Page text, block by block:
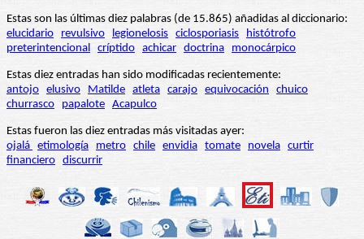
Estas son las últimas diez palabras (de 15.865) añadidas al diccionario:
elucidario
revulsivo legionelosis ciclosporiasis
histótrofo
preterintencional críptido achicar doctrina monocárpico
Estas diez entradas han sido modificadas recientemente:
antojo elusivo Matilde atleta carajo equivocación
chuico
churrasco
papalote Acapulco
Estas fueron las diez entradas más visitadas ayer:
ojalá etimología metro chile envidia tomate novela curtir
financiero discurrir